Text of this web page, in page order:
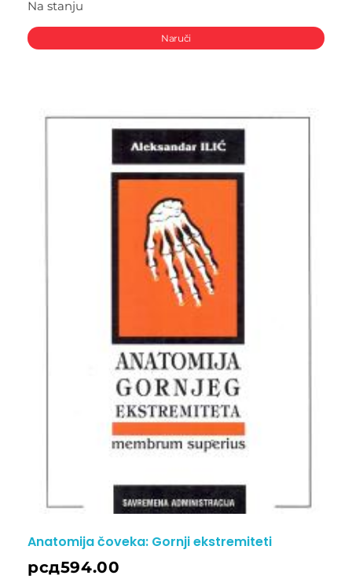
Na stanju
Naruči
Anatomija čoveka: Gornji ekstremiteti
рсд594.00